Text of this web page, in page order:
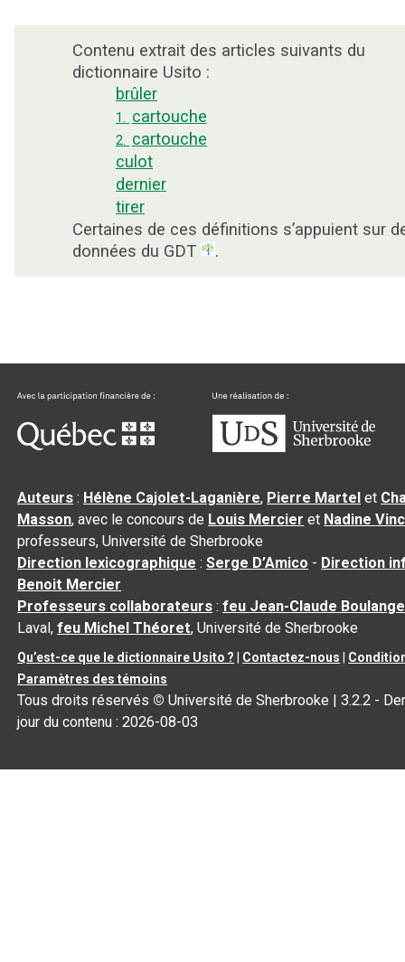
Contenu extrait des articles suivants du
dictionnaire Usito :
brûler
1. cartouche
2. cartouche
culot
dernier
tirer
Certaines de ces définitions s’appuient sur
données du GDT
.
Auteurs : Hélène Cajolet-Laganière, Pierre Martel et
Masson, avec le concours de Louis Mercier et Nadine
professeurs, Université de Sherbrooke
Direction lexicographique :Serge D’Amico - Direction
Benoit Mercier
Professeurs collaborateurs :feu Jean-Claude
Laval,feu Michel Théoret, Université de Sherbrooke
Qu’est-ce que le dictionnaire Usito ? Contactez-nous
Paramètres des témoins
Tous droits réservés © Université de Sherbrooke |3.2.2 -
jour du contenu :2026-08-03